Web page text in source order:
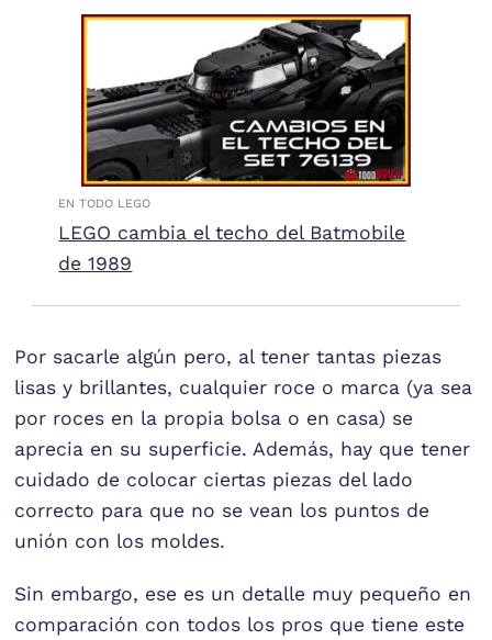
EN TODO LEGO
LEGO cambia el techo del Batmobile
de 1989
Por sacarle algún pero, al tener tantas piezas
lisas y brillantes, cualquier roce o marca (ya sea
por roces en la propia bolsa o en casa) se
aprecia en su superficie. Además, hay que tener
cuidado de colocar ciertas piezas del lado
correcto para que no se vean los puntos de
unión con los moldes.
Sin embargo, ese es un detalle muy pequeño en
comparación con todos los pros que tiene este